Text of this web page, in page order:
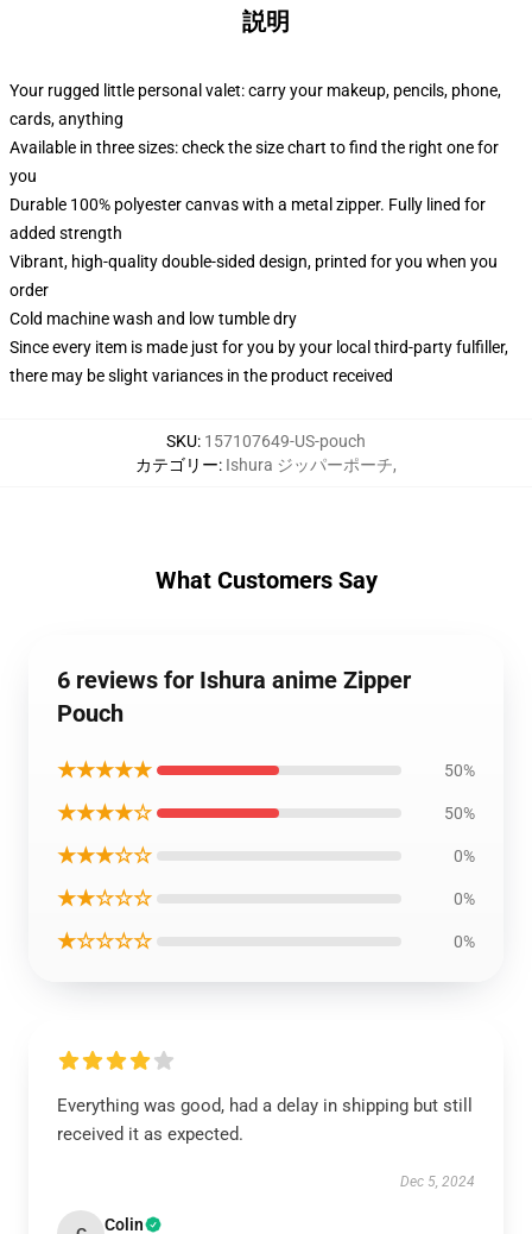
説明
Your rugged little personal valet: carry your makeup, pencils, phone,
cards, anything
Available in three sizes: check the size chart to find the right one for
you
Durable 100% polyester canvas with a metal zipper. Fully lined for
added strength
Vibrant, high-quality double-sided design, printed for you when you
order
Cold machine wash and low tumble dry
Since every item is made just for you by your local third-party fulfiller,
there may be slight variances in the product received
SKU: 157107649-US-pouch
カテゴリー: Ishura ジッパーポーチ,
What Customers Say
6 reviews for Ishura anime Zipper
Pouch
★★★★★ 50%
★★★★☆ 50%
★★★☆☆ 0%
★★☆☆☆ 0%
★☆☆☆☆ 0%
Everything was good, had a delay in shipping but still
received it as expected.
Dec 5, 2024
Colin